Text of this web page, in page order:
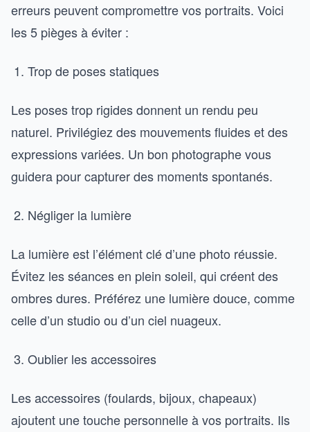
erreurs peuvent compromettre vos portraits. Voici
les 5 pièges à éviter :
Trop de poses statiques
Les poses trop rigides donnent un rendu peu
naturel. Privilégiez des mouvements fluides et des
expressions variées. Un bon photographe vous
guidera pour capturer des moments spontanés.
Négliger la lumière
La lumière est l’élément clé d’une photo réussie.
Évitez les séances en plein soleil, qui créent des
ombres dures. Préférez une lumière douce, comme
celle d’un studio ou d’un ciel nuageux.
Oublier les accessoires
Les accessoires (foulards, bijoux, chapeaux)
ajoutent une touche personnelle à vos portraits. Ils